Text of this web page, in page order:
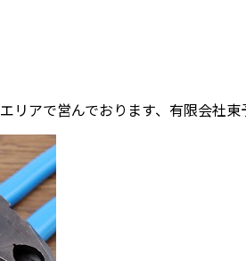
リアで営んでおります、有限会社